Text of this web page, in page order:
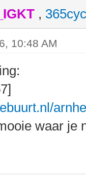
,
10:48 AM
waar je